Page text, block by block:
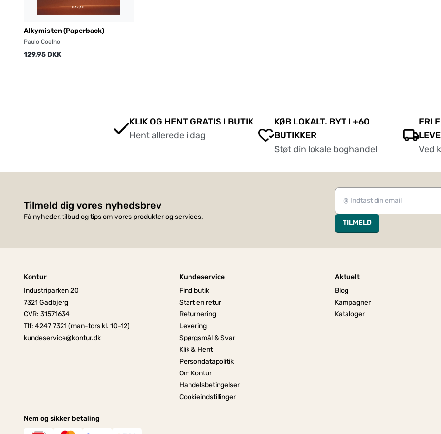
Alkymisten (Paperback)
Paulo Coelho
129,95 DKK
KLIK OG HENT GRATIS I BUTIK
Hent allerede i dag
KØB LOKALT. BYT I +60
BUTIKKER
Støt din lokale boghandel
FRI
Ved
Tilmeld dig vores nyhedsbrev
Få nyheder, tilbud og tips om vores produkter og services.
TILMELD
Kontur
Industriparken 20
7321 Gadbjerg
CVR: 31571634
Tlf: 4247 7321 (man-tors kl. 10-12)
kundeservice@kontur.dk
Kundeservice
Find butik
Start en retur
Returnering
Levering
Spørgsmål & Svar
Klik & Hent
Persondatapolitik
Om Kontur
Handelsbetingelser
Cookieindstillinger
Aktuelt
Blog
Kampagner
Kataloger
Nem og sikker betaling